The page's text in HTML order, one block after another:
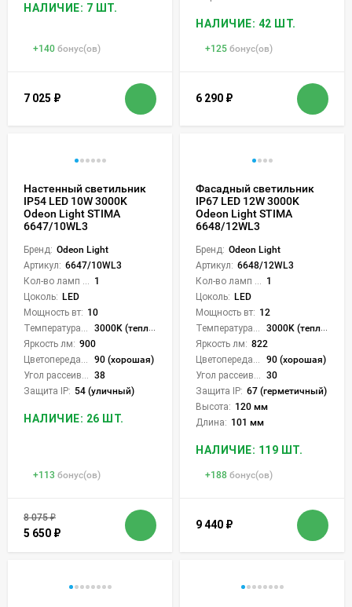
НАЛИЧИЕ: 7 ШТ.
+140 бонус(ов)
7 025 ₽
НАЛИЧИЕ: 42 ШТ.
+125 бонус(ов)
6 290 ₽
Настенный светильник
IP54 LED 10W 3000K
Odeon Light STIMA
6647/10WL3
Бренд: Odeon Light
Артикул: 6647/10WL3
1
Цоколь: LED
Мощность вт: 10
3000K (теплый)
Яркость лм: 900
90 (хорошая)
38
Защита IP: 54 (уличный)
НАЛИЧИЕ: 26 ШТ.
+113 бонус(ов)
8 075₽
5 650 ₽
Фасадный светильник
IP67 LED 12W 3000K
Odeon Light STIMA
6648/12WL3
Бренд: Odeon Light
Артикул: 6648/12WL3
1
Цоколь: LED
Мощность вт: 12
3000K (теплый)
Яркость лм: 822
90 (хорошая)
30
Защита IP: 67 (герметичный)
Высота: 120 мм
Длина: 101 мм
НАЛИЧИЕ: 119 ШТ.
+188 бонус(ов)
9 440 ₽